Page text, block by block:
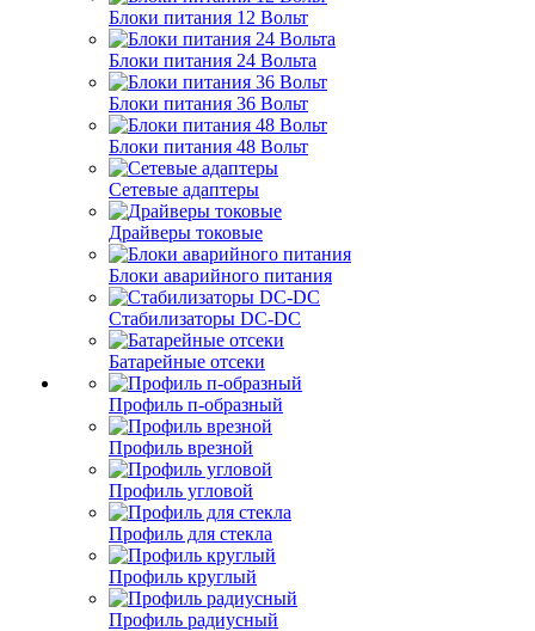
Блоки питания 12 Вольт
Блоки питания 24 Вольта
Блоки питания 36 Вольт
Блоки питания 48 Вольт
Сетевые адаптеры
Драйверы токовые
Блоки аварийного питания
Стабилизаторы DC-DC
Батарейные отсеки
Профиль п-образный
Профиль врезной
Профиль угловой
Профиль для стекла
Профиль круглый
Профиль радиусный